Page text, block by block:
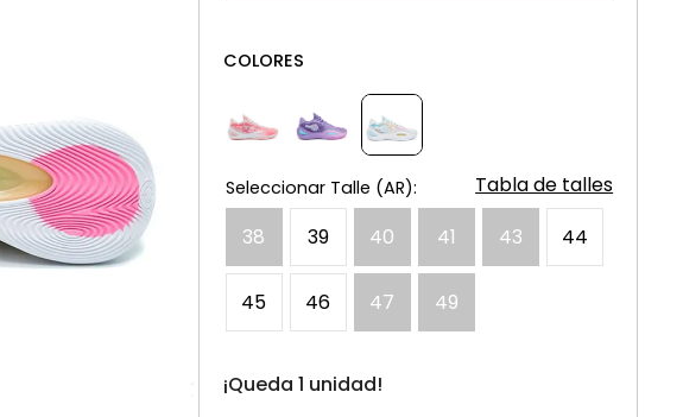
COLORES
38 39 40 41 43 44
45 46 47 49
Tabla de talles
¡Queda 1 unidad!